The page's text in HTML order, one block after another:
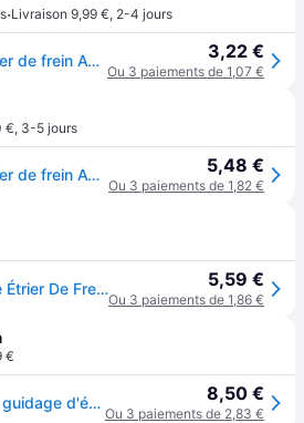
·Livraison 9,99 €, 2-4 jours
Boulon de guidage, étrier de frein ATE 11.8171-0008.1 (1 pièce) 3,22 €
Ou 3 paiements de 1,07 €
€, 3-5 jours
Boulon de guidage, étrier de frein ATE 11.8171-0008.1 5,48 €
Ou 3 paiements de 1,82 €
ATE Boulon De Guidage Étrier De Frein VW,MERCEDES-BENZ,OPEL 11.8171-0008.1 411399F500,34111153200,34111157041 Boulon de guidage, étrier de frein 5,59 €
Ou 3 paiements de 1,86 €
€
ATE - Lot de 2 boulons guidage d'étrier de frein 11.8171-0008.1 - Réf. 990049 8,50 €
Ou 3 paiements de 2,83 €